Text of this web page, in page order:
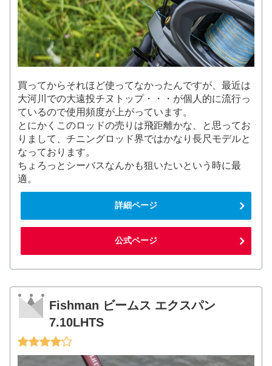
買ってからそれほど使ってなかったんですが、最近は
大河川での大遠投チヌトップ・・・が個人的に流行っ
ているので使用頻度が上がっています。
とにかくこのロッドの売りは飛距離かな、と思ってお
りまして、チニングロッド界ではかなり長尺モデルと
なっております。
ちょろっとシーバスなんかも狙いたいという時に最
適。
詳細ページ
公式ページ
Fishman ビームス エクスパン
7.10LHTS